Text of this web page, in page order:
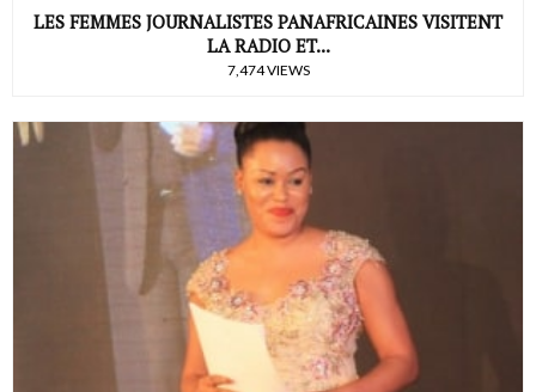
LES FEMMES JOURNALISTES PANAFRICAINES VISITENT
LA RADIO ET...
7,474 VIEWS